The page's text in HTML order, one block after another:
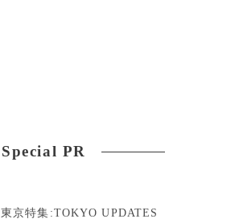
Special PR
東京特集:TOKYO UPDATES